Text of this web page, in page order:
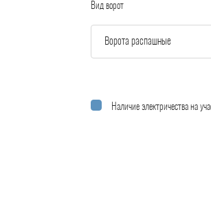
Вид ворот
Наличие электричества на